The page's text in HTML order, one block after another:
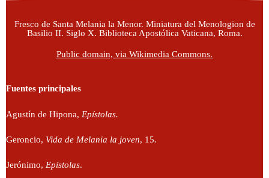
Fresco de Santa Melania la Menor. Miniatura del Menologion de
Basilio II. Siglo X. Biblioteca Apostólica Vaticana, Roma.
Public domain, via Wikimedia Commons.
Fuentes principales
Agustín de Hipona, Epístolas.
Geroncio, Vida de Melania la joven, 15.
Jerónimo, Epístolas.